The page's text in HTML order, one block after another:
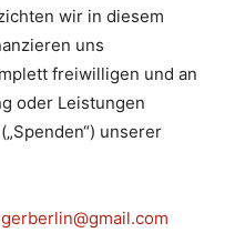
wir in diesem
uns
freiwilligen und an
oder Leistungen
unserer